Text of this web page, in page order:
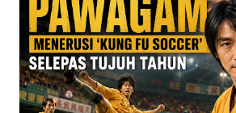
tegas sekiranya terdapat unsur
dilaporkan telah ditahan untuk
begitu, lokasi sebenar kejadian dan
belum dapat disahkan kerana tiada
daripada pihak berkuasa dikeluarkan